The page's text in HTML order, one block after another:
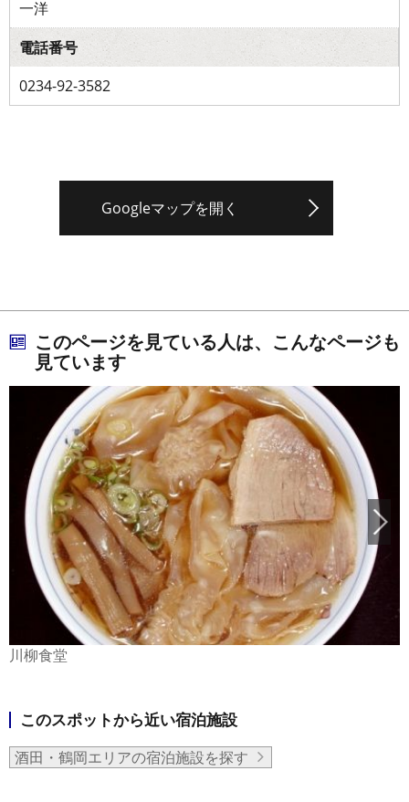
一洋
電話番号
0234-92-3582
Googleマップを開く
このページを見ている人は、こんなページも
見ています
川柳食堂
このスポットから近い宿泊施設
酒田・鶴岡エリアの宿泊施設を探す